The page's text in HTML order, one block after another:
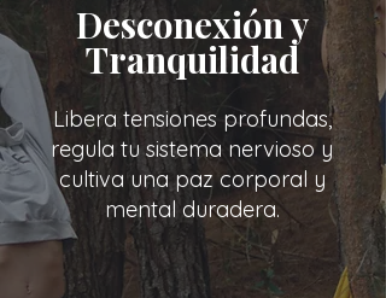
Desconexión y
Tranquilidad
Libera tensiones profundas,
regula tu sistema nervioso y
cultiva una paz corporal y
mental duradera.